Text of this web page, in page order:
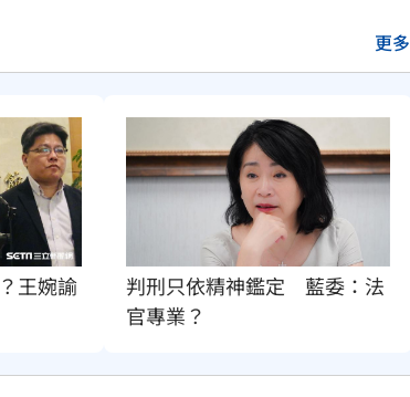
更多
王婉諭
判刑只依精神鑑定　藍委：法
官專業？